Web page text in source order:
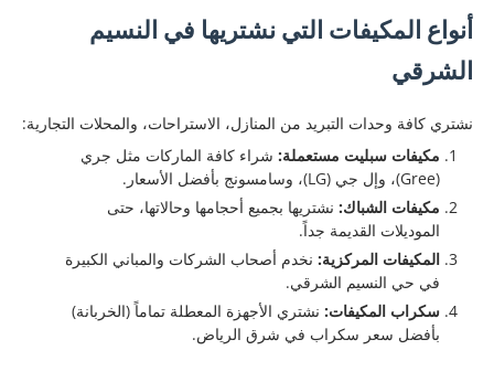
أنواع المكيفات التي نشتريها في النسيم
الشرقي
​نشتري كافة وحدات التبريد من المنازل، الاستراحات، والمحلات التجارية:
مكيفات سبليت مستعملة:شراء كافة الماركات مثل جري
(Gree)، وإل جي (LG)، وسامسونج بأفضل الأسعار.
مكيفات الشباك:نشتريها بجميع أحجامها وحالاتها، حتى
الموديلات القديمة جداً.
المكيفات المركزية:نخدم أصحاب الشركات والمباني الكبيرة
في حي النسيم الشرقي.
سكراب المكيفات:نشتري الأجهزة المعطلة تماماً (الخربانة)
بأفضل سعر سكراب في شرق الرياض.